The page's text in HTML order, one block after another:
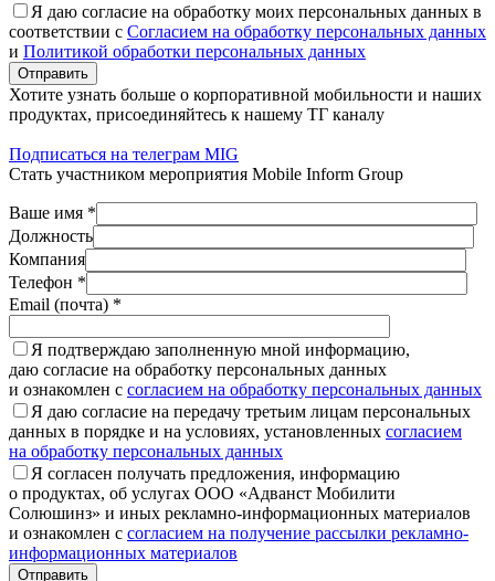
Я даю согласие на обработку моих персональных данных в
соответствии с Согласием на обработку персональных данных
и Политикой обработки персональных данных
Отправить
Хотите узнать больше о корпоративной мобильности и наших
продуктах, присоединяйтесь к нашему ТГ каналу
Подписаться на телеграм MIG
Стать участником мероприятия Mobile Inform Group
Ваше имя *
Должность
Компания
Телефон *
Email (почта) *
Я подтверждаю заполненную мной информацию,
даю согласие на обработку персональных данных
и ознакомлен с согласием на обработку персональных данных
Я даю согласие на передачу третьим лицам персональных
данных в порядке и на условиях, установленных согласием
на обработку персональных данных
Я согласен получать предложения, информацию
о продуктах, об услугах ООО «Адванст Мобилити
Солюшинз» и иных рекламно-информационных материалов
и ознакомлен с согласием на получение рассылки рекламно-
информационных материалов
Отправить